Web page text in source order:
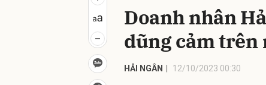
Doanh nhân
dũng cảm trên
HẢI NGÂN 12/10/2023 00:30